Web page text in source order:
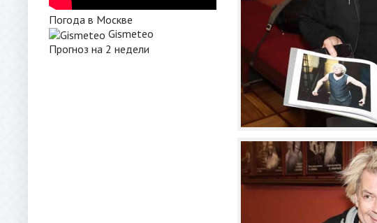
Погода в Москве
Gismeteo
Прогноз на 2 недели